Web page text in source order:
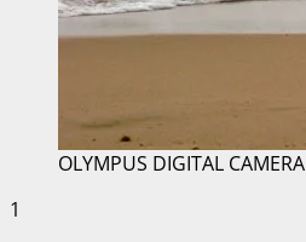
OLYMPUS DIGITAL CAMERA
1